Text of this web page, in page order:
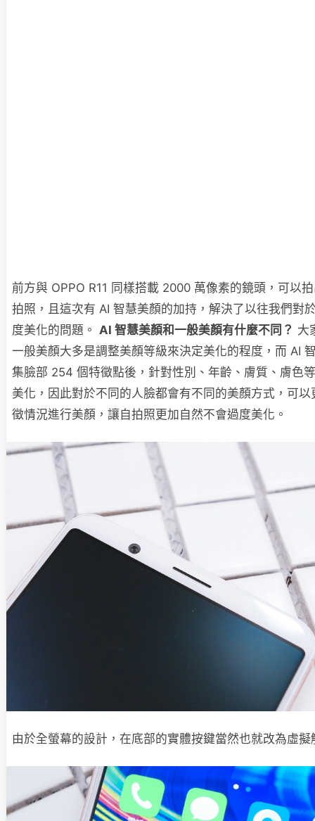
前方與 OPPO R11 同樣搭載 2000 萬像素的鏡頭，可以
拍照，且這次有 AI 智慧美顏的加持，解決了以往我們對
度美化的問題。 AI 智慧美顏和一般美顏有什麼不同？ 大
一般美顏大多是調整美顏等級來決定美化的程度，而 AI
集臉部 254 個特徵點後，針對性別、年齡、膚質、膚色
美化，因此對於不同的人臉都會有不同的美顏方式，可
徵情況進行美顏，讓自拍照更加自然不會過度美化。
由於全螢幕的設計，在底部的實體按鍵當然也就改為虛擬